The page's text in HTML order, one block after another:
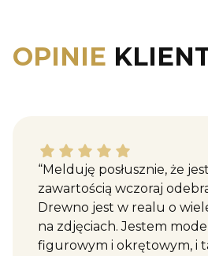
OPINIE
Katarzyna M. dał ocenę: 5
“Melduję posłusznie, że
zawartością wczoraj
Drewno jest w realu o
na zdjęciach. Jestem
figurowym i okrętowym, i